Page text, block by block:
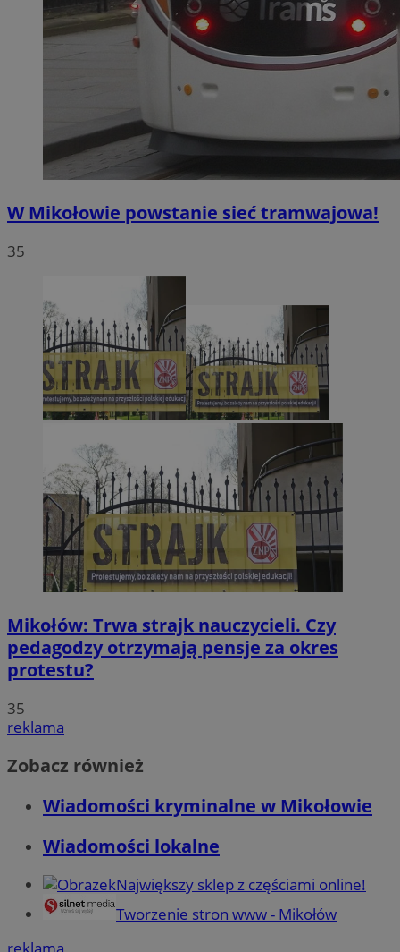
W Mikołowie powstanie sieć tramwajowa!
35
Mikołów: Trwa strajk nauczycieli. Czy
pedagodzy otrzymają pensje za okres
protestu?
35
reklama
Zobacz również
Wiadomości kryminalne w Mikołowie
Wiadomości lokalne
Największy sklep z częściami online!
Tworzenie stron www - Mikołów